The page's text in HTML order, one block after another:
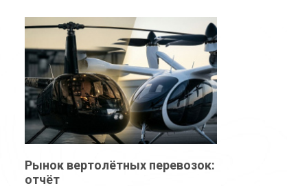
Рынок вертолётных перевозок:
отчёт